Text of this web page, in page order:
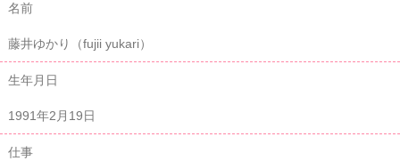
名前
藤井ゆかり（fujii yukari）
生年月日
1991年2月19日
仕事